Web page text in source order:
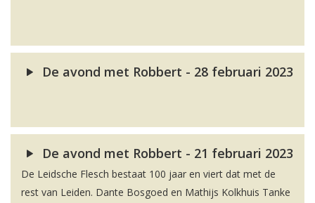
De avond met Robbert - 28 februari 2023
De avond met Robbert - 21 februari 2023
De Leidsche Flesch bestaat 100 jaar en viert dat met de
rest van Leiden. Dante Bosgoed en Mathijs Kolkhuis Tanke